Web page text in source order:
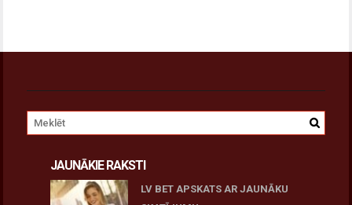
JAUNĀKIE RAKSTI
LV BET APSKATS AR JAUNĀKU